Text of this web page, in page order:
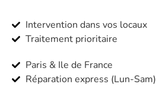
Intervention dans vos locaux
Traitement prioritaire
Paris & Ile de France
Réparation express (Lun-Sam)